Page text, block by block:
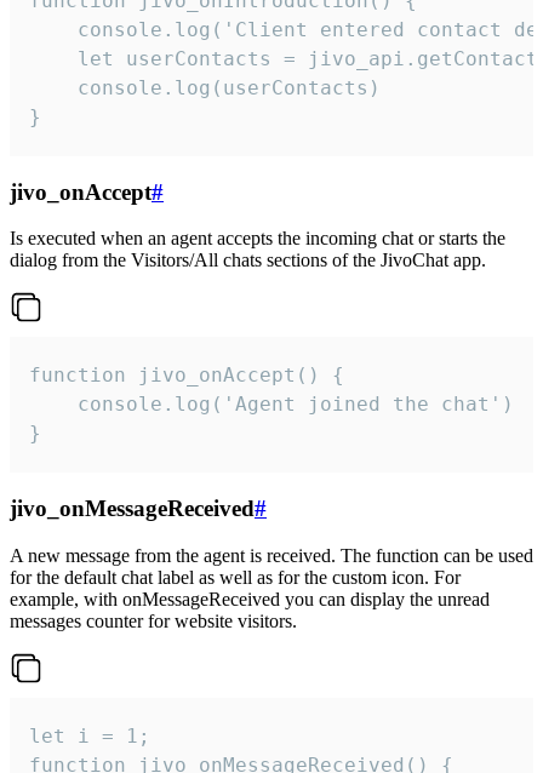
console.log('Client entered contact
let userContacts =
    console.log(userContacts)
}
jivo_onAccept#
Is executed when an agent accepts the incoming chat or starts the
dialog from the Visitors/All chats sections of the JivoChat app.
function jivo_onAccept() {
}
jivo_onMessageReceived#
A new message from the agent is received. The function can be used
for the default chat label as well as for the custom icon. For
example, with onMessageReceived you can display the unread
messages counter for website visitors.
let i = 1;
function jivo_onMessageReceived() {